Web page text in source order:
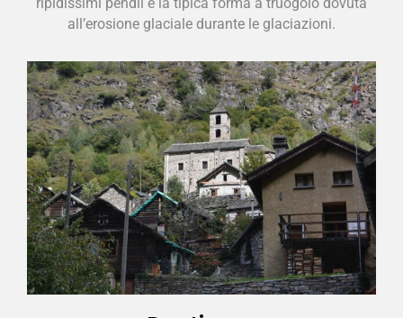
all’erosione glaciale durante le glaciazioni.